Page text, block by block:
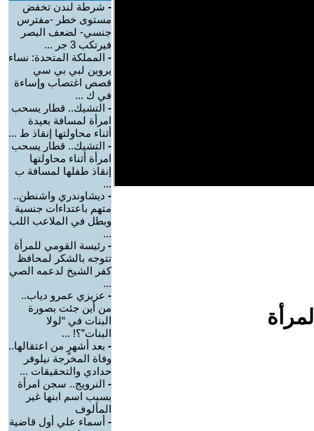
- شرطة لندن تخفض
مستوى خطر -مفترس
جنسي- لضعف البصر
فيرتكب 3 جر ...
- المملكة المتحدة: نساء
يروين لبي بي سي
قصص اغتصاب وإساءة
في ك ...
- التشيك.. قطار يسحب
امرأة لمسافة بعيدة
أثناء محاولتها إنقاذ ط ...
- التشيك.. قطار يسحب
امرأة أثناء محاولتها
إنقاذ طفلها لمسافة ب
...
- ديشاوندري واشنطن..
متهم باعتداءات جنسية
وبطل في الملاعب اللب
...
- رئيسة القومي للمرأة
تتوجه بالشكر لمحافظ
كفر الشيخ لدعمه الصي
...
- عزيزي عمرو دياب..
من أين جئت بصورة
البنات في “لولا
البنات”؟! ...
- بعد أشهرٍ من اعتقالها..
وفاة المخرجة نيلوفر
حدادي والتحقيقات ...
- النرويج.. سجن امرأة
بسبب اسم ابنها غير
المألوف
- أسماء علي أول قاضية